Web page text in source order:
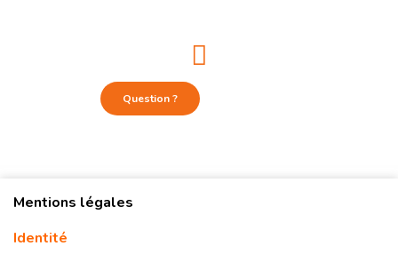
Question ?
Mentions légales
Identité